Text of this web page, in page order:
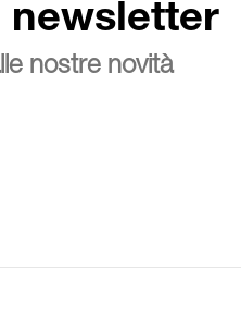
newsletter
nostre novità